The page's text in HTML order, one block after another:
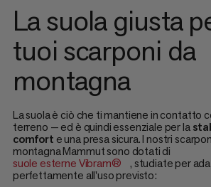
La suola giusta
tuoi scarponi da
montagna
La suola è ciò che ti mantiene in contatto
terreno — ed è quindi essenziale per la
comfort e una presa sicura. I nostri
montagna Mammut sono dotati di
suole esterne Vibram®
, studiate per
perfettamente all'uso previsto: